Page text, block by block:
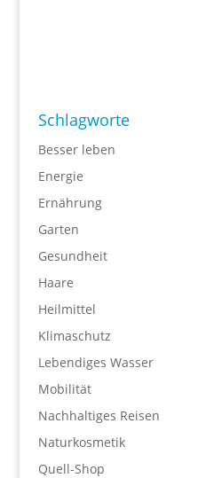
Schlagworte
Besser leben
Energie
Ernährung
Garten
Gesundheit
Haare
Heilmittel
Klimaschutz
Lebendiges Wasser
Mobilität
Nachhaltiges Reisen
Naturkosmetik
Quell-Shop